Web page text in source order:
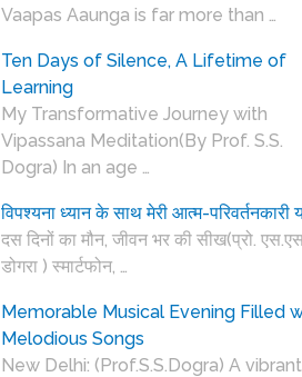
Vaapas Aaunga is far more than …
Ten Days of Silence, A Lifetime of
Learning
My Transformative Journey with
Vipassana Meditation(By Prof. S.S.
Dogra) In an age …
विपश्यना ध्यान के साथ मेरी आत्म-परिवर्तनकारी
दस दिनों का मौन, जीवन भर की सीख(प्रो.
डोगरा ) स्मार्टफोन, …
Memorable Musical Evening Filled
Melodious Songs
New Delhi: (Prof.S.S.Dogra) A vibrant